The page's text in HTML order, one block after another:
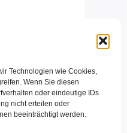
Technologien wie Cookies,
Wenn Sie diesen
oder eindeutige IDs
nicht erteilen oder
beeinträchtigt werden.